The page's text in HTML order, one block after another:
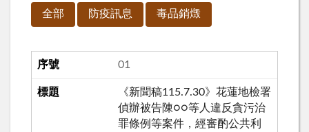
全部 防疫訊息 毒品銷燬
01
《新聞稿115.7.30》花蓮地檢署
偵辦被告陳○○等人違反貪污治
罪條例等案件，經審酌公共利